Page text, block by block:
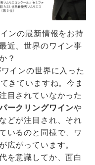
ンの最新情報をお持
近、世界のワイン事
？
インの世界に入った
きていますね。今ま
目されていなかった
ークリングワインや
などが注目され、それ
いるのと同様で、ワ
広がっています。
を意識してか、面白